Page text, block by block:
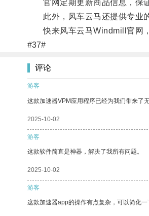
官网定期更新商品信息，保证
此外，风车云马还提供专业的
快来风车云马Windmill官网，
#37#
评论
游客
这款加速器VPM应用程序已经为我们带来了
2025-10-02
游客
这款软件简直是神器，解决了我所有问题。
2025-10-02
游客
这款加速器app的操作有点复杂，可以简化一